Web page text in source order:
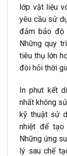
lớp vật liệu
yêu cầu sử
đảm bảo độ
Những quy
tiêu thụ lớn
đòi hỏi thời
In phut kết
nhất không
kỹ thuật sử
nhiệt để tạo
Những ứng
lý sau chế